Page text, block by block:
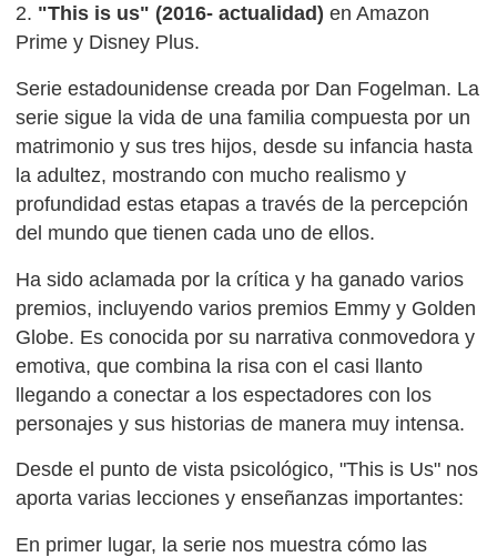
2. "This is us" (2016- actualidad) en Amazon
Prime y Disney Plus.
Serie estadounidense creada por Dan Fogelman. La
serie sigue la vida de una familia compuesta por un
matrimonio y sus tres hijos, desde su infancia hasta
la adultez, mostrando con mucho realismo y
profundidad estas etapas a través de la percepción
del mundo que tienen cada uno de ellos.
Ha sido aclamada por la crítica y ha ganado varios
premios, incluyendo varios premios Emmy y Golden
Globe. Es conocida por su narrativa conmovedora y
emotiva, que combina la risa con el casi llanto
llegando a conectar a los espectadores con los
personajes y sus historias de manera muy intensa.
Desde el punto de vista psicológico, "This is Us" nos
aporta varias lecciones y enseñanzas importantes:
En primer lugar, la serie nos muestra cómo las